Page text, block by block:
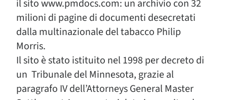
il sito www.pmdocs.com: un archivio con 32
milioni di pagine di documenti desecretati
dalla multinazionale del tabacco Philip
Morris.
Il sito è stato istituito nel 1998 per decreto di
un Tribunale del Minnesota, grazie al
paragrafo IV dell’Attorneys General Master